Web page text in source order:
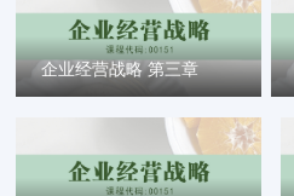
企业经营战略 第三章